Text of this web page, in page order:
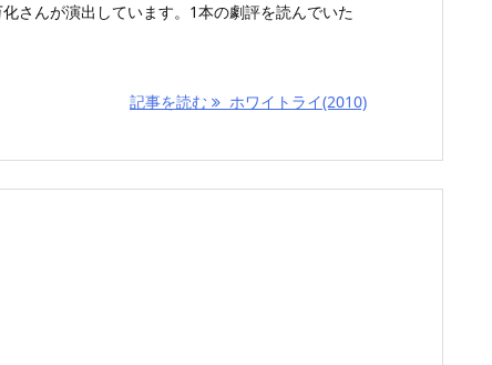
さんが演出しています。1本の劇評を読んでいた
記事を読む ホワイトライ(2010)